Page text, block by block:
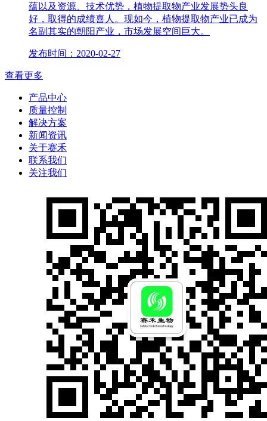
蕴以及资源、技术优势，植物提取物产业发展势头良
好，取得的成绩喜人。现如今，植物提取物产业已成为
名副其实的朝阳产业，市场发展空间巨大。
发布时间：2020-02-27
查看更多
产品中心
质量控制
解决方案
新闻资讯
关于赛禾
联系我们
关注我们